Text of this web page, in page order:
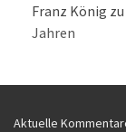
Franz König zu
Jahren
Aktuelle